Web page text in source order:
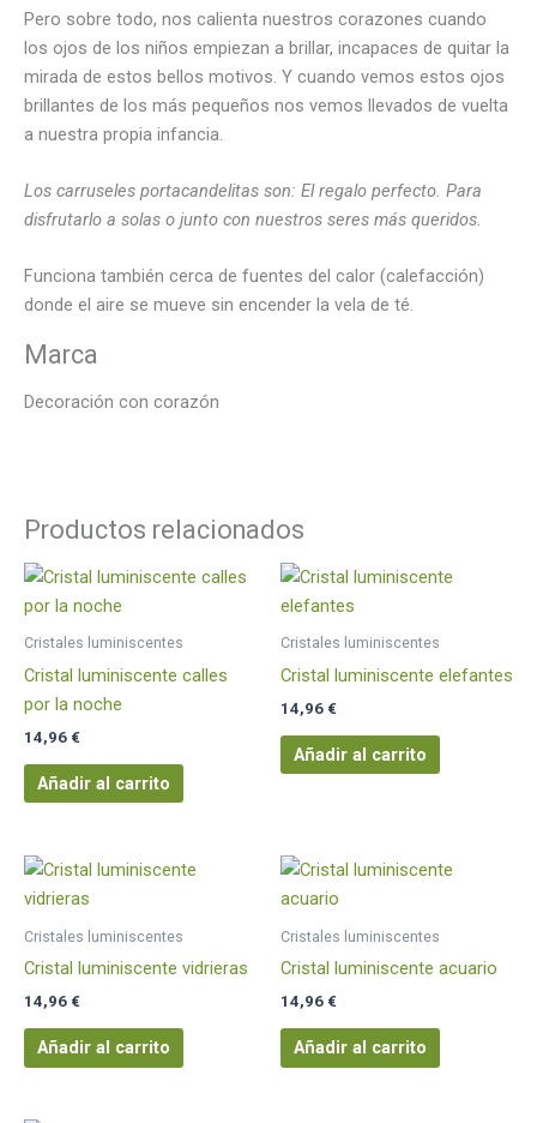
Pero sobre todo, nos calienta nuestros corazones cuando
los ojos de los niños empiezan a brillar, incapaces de quitar la
mirada de estos bellos motivos. Y cuando vemos estos ojos
brillantes de los más pequeños nos vemos llevados de vuelta
a nuestra propia infancia.
Los carruseles portacandelitas son: El regalo perfecto. Para
disfrutarlo a solas o junto con nuestros seres más queridos.
Funciona también cerca de fuentes del calor (calefacción)
donde el aire se mueve sin encender la vela de té.
Marca
Decoración con corazón
Productos relacionados
Cristales luminiscentes
Cristal luminiscente calles
por la noche
14,96 €
Añadir al carrito
Cristales luminiscentes
Cristal luminiscente elefantes
14,96 €
Añadir al carrito
Cristales luminiscentes
Cristal luminiscente vidrieras
14,96 €
Añadir al carrito
Cristales luminiscentes
Cristal luminiscente acuario
14,96 €
Añadir al carrito